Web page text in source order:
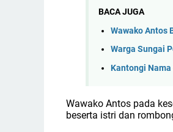
BACA JUGA
Wawako Antos
Warga Sungai
Kantongi
Wawako Antos pada
beserta istri dan